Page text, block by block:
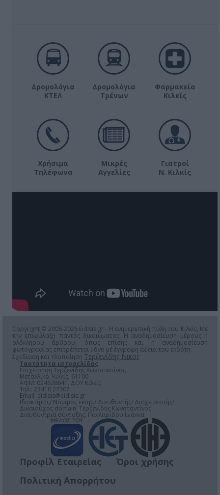
Δρομολόγια
ΚΤΕΛ
Δρομολόγια
Τρένων
Φαρμακεία
Κιλκίς
Χρήσιμα
Τηλέφωνα
Μικρές
Αγγελίες
Γιατροί
Ν. Κιλκίς
Copyright © 2006-2026 Eidisis.gr - Η ενημερωτική πύλη του Κιλκίς. Με
την επιφύλαξη παντός δικαιώματος. Η αναδημοσίευση μέρους ή
ολόκληρου άρθρου, όπως επίσης και η αναδημοσίευση
φωτογραφίας επιτρέπεται μόνο μέ έγγραφη άδεια του εκδότη.
Σχεδίαση και Υλοποίηση Τερζενίδης Νικος
Ταυτότητα ιστοσελίδας
Επιχείρηση Τερζενίδης Κωνσταντίνος
Μεταλλικό, Κιλκίς, 61100
ΑΦΜ: 024638641, ΔΟΥ Κιλκίς
Τηλ.: 23410 27307
Email: eidisis@eidisis.gr
Ιδιοκτήτης/ Νόμιμος εκπρ./ Διευθυντής/ Διαχειριστής/
Δικαιούχος domain: Τερζενίδης Κωνσταντίνος
Διευθύντρια σύνταξης: Παγλαρίδου Ιωάννα
Προφίλ Εταιρείας
Όροι χρήσης
Πολιτική Απορρήτου